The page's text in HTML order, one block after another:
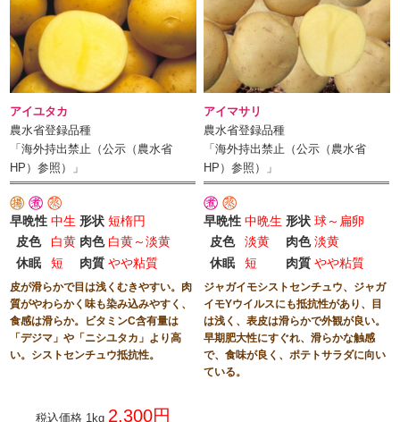
アイユタカ
農水省登録品種
「海外持出禁止（公示（農水省
HP）参照）」
早晩性 中生形状 短楕円
皮色
白黄 肉色白黄～淡黄
休眠
短 肉質 やや粘質
皮が滑らかで目は浅くむきやすい。肉
質がやわらかく味も染み込みやすく、
食感は滑らか。ビタミンC含有量は
「デジマ」や「ニシユタカ」より高
い。シストセンチュウ抵抗性。
税込価格 1kg 2,300円
アイマサリ
農水省登録品種
「海外持出禁止（公示（農水省
HP）参照）」
早晩性 中晩生形状 球～扁卵
皮色
淡黄 肉色淡黄
休眠
短 肉質 やや粘質
ジャガイモシストセンチュウ、ジャガ
イモYウイルスにも抵抗性があり、目
は浅く、表皮は滑らかで外観が良い。
早期肥大性にすぐれ、滑らかな触感
で、食味が良く、ポテトサラダに向い
ている。